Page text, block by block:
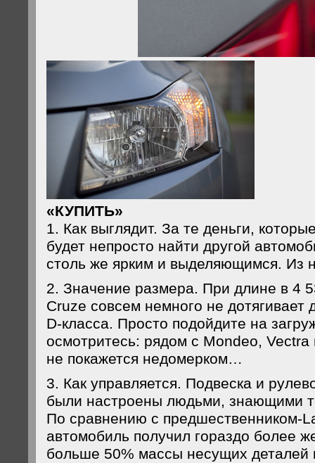
1. Как выглядит. За те деньги,
будет непросто найти другой
столь же ярким и выделяющимся. Из
2. Значение размера. При длине в 4
Cruze совсем немного не дотягивает
D-класса. Просто подойдите на
осмотритесь: рядом с Mondeo,
не покажется недомерком…
3. Как управляется. Подвеска и
были настроены людьми, знающими
По сравнению с предшественником-
автомобиль получил гораздо более
больше 50% массы несущих деталей